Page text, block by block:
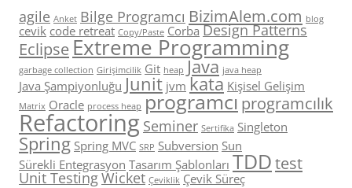
agile Anket Bilge Programcı BizimAlem.com blog
cevik code retreat Copy/Paste Corba Design Patterns
Eclipse Extreme Programming
garbage collection Girişimcilik Git heap Java java heap
Java Şampiyonluğu Junit jvm kata Kişisel Gelişim
Matrix Oracle process heap programcı programcılık
Refactoring Seminer Sertifika Singleton
Spring Spring MVC SRP Subversion Sun
Sürekli Entegrasyon Tasarım Şablonları TDDtest
Unit TestingWicket Çeviklik Çevik Süreç